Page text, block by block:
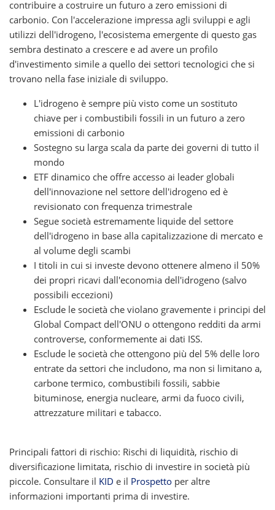
contribuire a costruire un futuro a zero emissioni di
carbonio. Con l'accelerazione impressa agli sviluppi e agli
utilizzi dell'idrogeno, l'ecosistema emergente di questo gas
sembra destinato a crescere e ad avere un profilo
d'investimento simile a quello dei settori tecnologici che si
trovano nella fase iniziale di sviluppo.
L'idrogeno è sempre più visto come un sostituto
chiave per i combustibili fossili in un futuro a zero
emissioni di carbonio
Sostegno su larga scala da parte dei governi di tutto il
mondo
ETF dinamico che offre accesso ai leader globali
dell'innovazione nel settore dell'idrogeno ed è
revisionato con frequenza trimestrale
Segue società estremamente liquide del settore
dell'idrogeno in base alla capitalizzazione di mercato e
al volume degli scambi
I titoli in cui si investe devono ottenere almeno il 50%
dei propri ricavi dall'economia dell'idrogeno (salvo
possibili eccezioni)
Esclude le società che violano gravemente i principi del
Global Compact dell'ONU o ottengono redditi da armi
controverse, conformemente ai dati ISS.
Esclude le società che ottengono più del 5% delle loro
entrate da settori che includono, ma non si limitano a,
carbone termico, combustibili fossili, sabbie
bituminose, energia nucleare, armi da fuoco civili,
attrezzature militari e tabacco.
Principali fattori di rischio: Rischi di liquidità, rischio di
diversificazione limitata, rischio di investire in società più
piccole. Consultare il KID e il Prospetto per altre
informazioni importanti prima di investire.